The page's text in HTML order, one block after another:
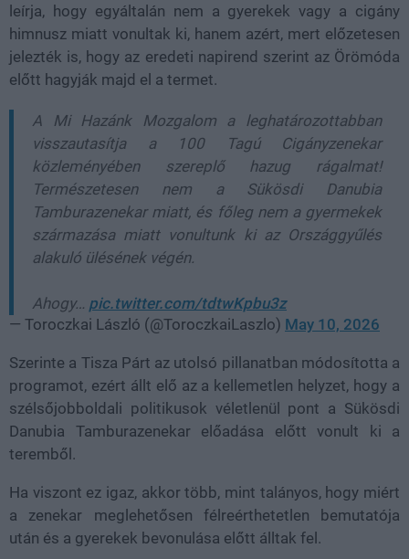
leírja, hogy egyáltalán nem a gyerekek vagy a cigány
himnusz miatt vonultak ki, hanem azért, mert előzetesen
jelezték is, hogy az eredeti napirend szerint az Örömóda
előtt hagyják majd el a termet.
A Mi Hazánk Mozgalom a leghatározottabban
visszautasítja a 100 Tagú Cigányzenekar
közleményében szereplő hazug rágalmat!
Természetesen nem a Sükösdi Danubia
Tamburazenekar miatt, és főleg nem a gyermekek
származása miatt vonultunk ki az Országgyűlés
alakuló ülésének végén.
Ahogy… pic.twitter.com/tdtwKpbu3z
— Toroczkai László (@ToroczkaiLaszlo) May 10, 2026
Szerinte a Tisza Párt az utolsó pillanatban módosította a
programot, ezért állt elő az a kellemetlen helyzet, hogy a
szélsőjobboldali politikusok véletlenül pont a Sükösdi
Danubia Tamburazenekar előadása előtt vonult ki a
teremből.
Ha viszont ez igaz, akkor több, mint talányos, hogy miért
a zenekar meglehetősen félreérthetetlen bemutatója
után és a gyerekek bevonulása előtt álltak fel.